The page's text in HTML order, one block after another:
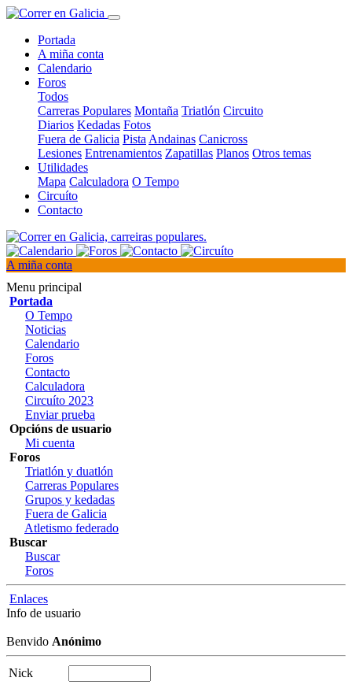
Portada
A miña conta
Calendario
Foros
Todos
Carreras Populares Montaña Triatlón Circuito
Diarios Kedadas Fotos
Fuera de Galicia Pista Andainas Canicross
Lesiones Entrenamientos Zapatillas Planos Otros temas
Utilidades
Mapa Calculadora O Tempo
Circuíto
Contacto
A miña conta
Menu principal
Portada
O Tempo
Noticias
Calendario
Foros
Contacto
Calculadora
Circuíto 2023
Enviar prueba
Opcións de usuario
Mi cuenta
Foros
Triatlón y duatlón
Carreras Populares
Grupos y kedadas
Fuera de Galicia
Atletismo federado
Buscar
Buscar
Foros
Enlaces
Info de usuario
Benvido Anónimo
Nick